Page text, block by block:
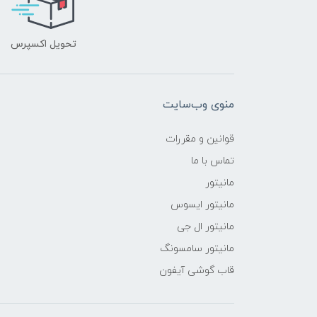
تحویل اکسپرس
منوی وب‌سایت
قوانین و مقررات
تماس با ما
مانیتور
مانیتور ایسوس
مانیتور ال جی
مانیتور سامسونگ
قاب گوشی آیفون